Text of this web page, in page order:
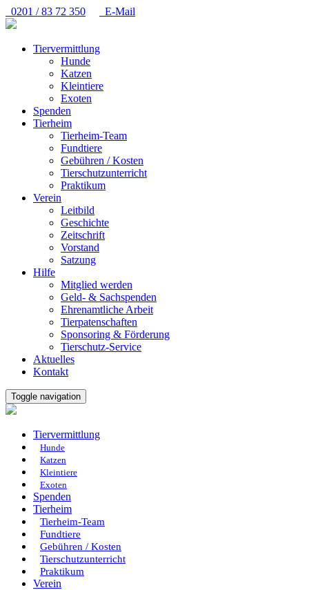
0201 / 83 72 350 E-Mail
Tiervermittlung
Hunde
Katzen
Kleintiere
Exoten
Spenden
Tierheim
Tierheim-Team
Fundtiere
Gebühren / Kosten
Tierschutzunterricht
Praktikum
Verein
Leitbild
Geschichte
Zeitschrift
Vorstand
Satzung
Hilfe
Mitglied werden
Geld- & Sachspenden
Ehrenamtliche Arbeit
Tierpatenschaften
Sponsoring & Förderung
Tierschutz-Service
Aktuelles
Kontakt
Toggle navigation
Tiervermittlung
Hunde
Katzen
Kleintiere
Exoten
Spenden
Tierheim
Tierheim-Team
Fundtiere
Gebühren / Kosten
Tierschutzunterricht
Praktikum
Verein